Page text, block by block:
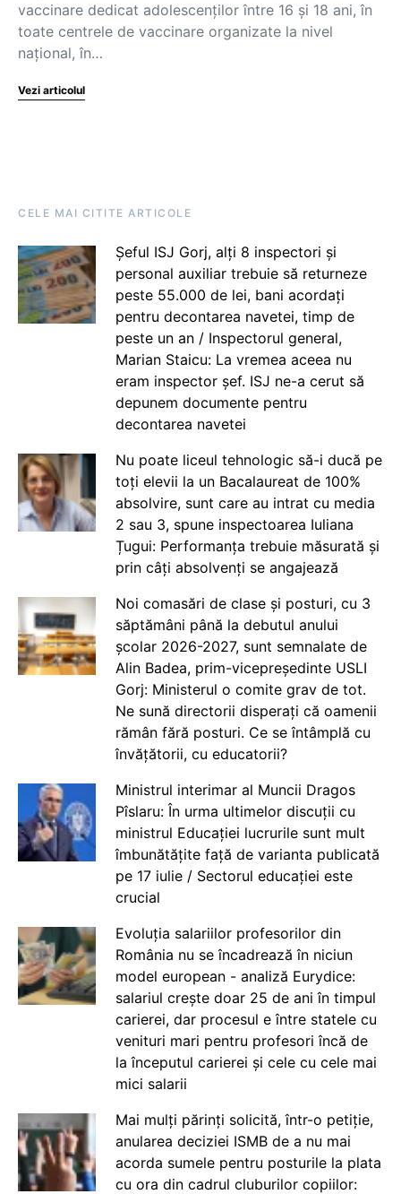
vaccinare dedicat adolescenților între 16 și 18 ani, în
toate centrele de vaccinare organizate la nivel
național, în…
Vezi articolul
CELE MAI CITITE ARTICOLE
Șeful ISJ Gorj, alți 8 inspectori și
personal auxiliar trebuie să returneze
peste 55.000 de lei, bani acordați
pentru decontarea navetei, timp de
peste un an / Inspectorul general,
Marian Staicu: La vremea aceea nu
eram inspector șef. ISJ ne-a cerut să
depunem documente pentru
decontarea navetei
Nu poate liceul tehnologic să-i ducă pe
toți elevii la un Bacalaureat de 100%
absolvire, sunt care au intrat cu media
2 sau 3, spune inspectoarea Iuliana
Țugui: Performanța trebuie măsurată și
prin câți absolvenți se angajează
Noi comasări de clase și posturi, cu 3
săptămâni până la debutul anului
școlar 2026-2027, sunt semnalate de
Alin Badea, prim-vicepreședinte USLI
Gorj: Ministerul o comite grav de tot.
Ne sună directorii disperați că oamenii
rămân fără posturi. Ce se întâmplă cu
învățătorii, cu educatorii?
Ministrul interimar al Muncii Dragos
Pîslaru: În urma ultimelor discuții cu
ministrul Educației lucrurile sunt mult
îmbunătățite față de varianta publicată
pe 17 iulie / Sectorul educației este
crucial
Evoluția salariilor profesorilor din
România nu se încadrează în niciun
model european - analiză Eurydice:
salariul crește doar 25 de ani în timpul
carierei, dar procesul e între statele cu
venituri mari pentru profesori încă de
la începutul carierei și cele cu cele mai
mici salarii
Mai mulți părinți solicită, într-o petiție,
anularea deciziei ISMB de a nu mai
acorda sumele pentru posturile la plata
cu ora din cadrul cluburilor copiilor: